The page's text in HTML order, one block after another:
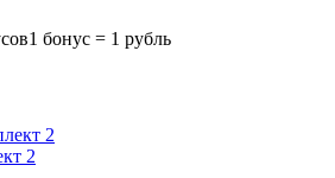
1 бонус = 1 рубль
2